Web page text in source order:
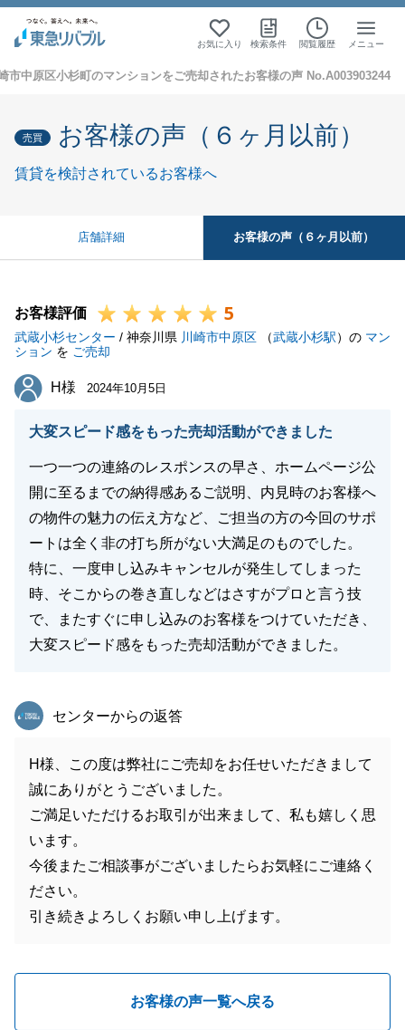
お気に入り 検索条件 閲覧履歴 メニュー
市中原区小杉町のマンションをご売却されたお客様の声 No.A003903244
売買 お客様の声（６ヶ月以前）
賃貸を検討されているお客様へ
店舗詳細 お客様の声（６ヶ月以前）
お客様評価 5
武蔵小杉センター / 神奈川県 川崎市中原区 （武蔵小杉駅）の マン
ション を ご売却
H様
H様 2024年10月5日
大変スピード感をもった売却活動ができました
一つ一つの連絡のレスポンスの早さ、ホームページ公
開に至るまでの納得感あるご説明、内見時のお客様へ
の物件の魅力の伝え方など、ご担当の方の今回のサポ
ートは全く非の打ち所がない大満足のものでした。
特に、一度申し込みキャンセルが発生してしまった
時、そこからの巻き直しなどはさすがプロと言う技
で、またすぐに申し込みのお客様をつけていただき、
大変スピード感をもった売却活動ができました。
東急リバブル
センターからの返答
H様、この度は弊社にご売却をお任せいただきまして
誠にありがとうございました。
ご満足いただけるお取引が出来まして、私も嬉しく思
います。
今後またご相談事がございましたらお気軽にご連絡く
ださい。
引き続きよろしくお願い申し上げます。
お客様の声一覧へ戻る